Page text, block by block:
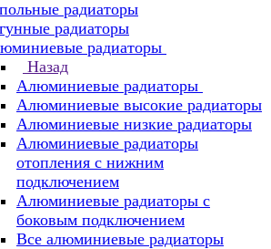
радиаторы
радиаторы
радиаторы
Назад
Алюминиевые радиаторы
Алюминиевые высокие радиаторы
Алюминиевые низкие радиаторы
Алюминиевые радиаторы
отопления с нижним
подключением
Алюминиевые радиаторы с
боковым подключением
Все алюминиевые радиаторы